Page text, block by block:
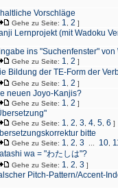
Vorschläge
Gehe zu Seite: 1 2 ]
Lernprojekt (mit Wadoku
ins "Suchenfenster" von
Gehe zu Seite: 1 2 ]
Bildung der TE-Form der
Gehe zu Seite: 1 2 ]
neuen Joyo-Kanjis?
Gehe zu Seite: 1 2 ]
Gehe zu Seite: 1 2 3 4 5 6 ]
bitte
Gehe zu Seite: 1 2 3 10
wa = "わたしは"?
Gehe zu Seite: 1 2 3 ]
Pitch-Pattern/Accent-